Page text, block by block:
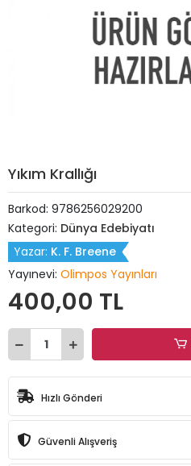
Yıkım Krallığı
Barkod: 9786256029200
Kategori: Dünya Edebiyatı
Yazar: K. F. Breene
Yayınevi: Olimpos Yayınları
400,00 TL
Hızlı Gönderi
Güvenli Alışveriş